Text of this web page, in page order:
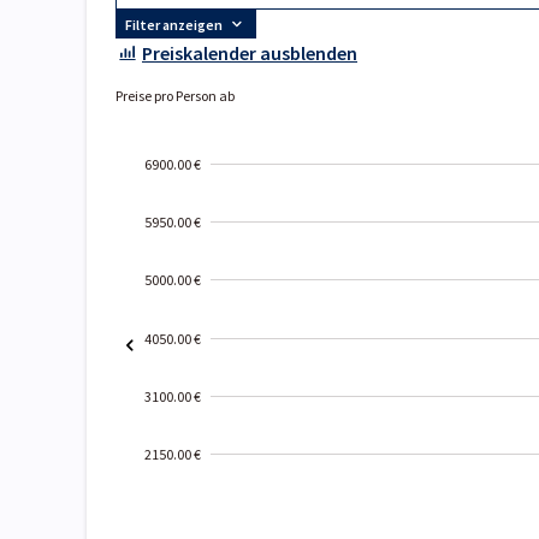
Filter anzeigen
Preiskalender ausblenden
Preise pro Person ab
6900.00 €
5950.00 €
5000.00 €
4050.00 €
3100.00 €
2150.00 €